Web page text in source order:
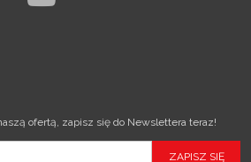
ofertą, zapisz się do Newslettera teraz!